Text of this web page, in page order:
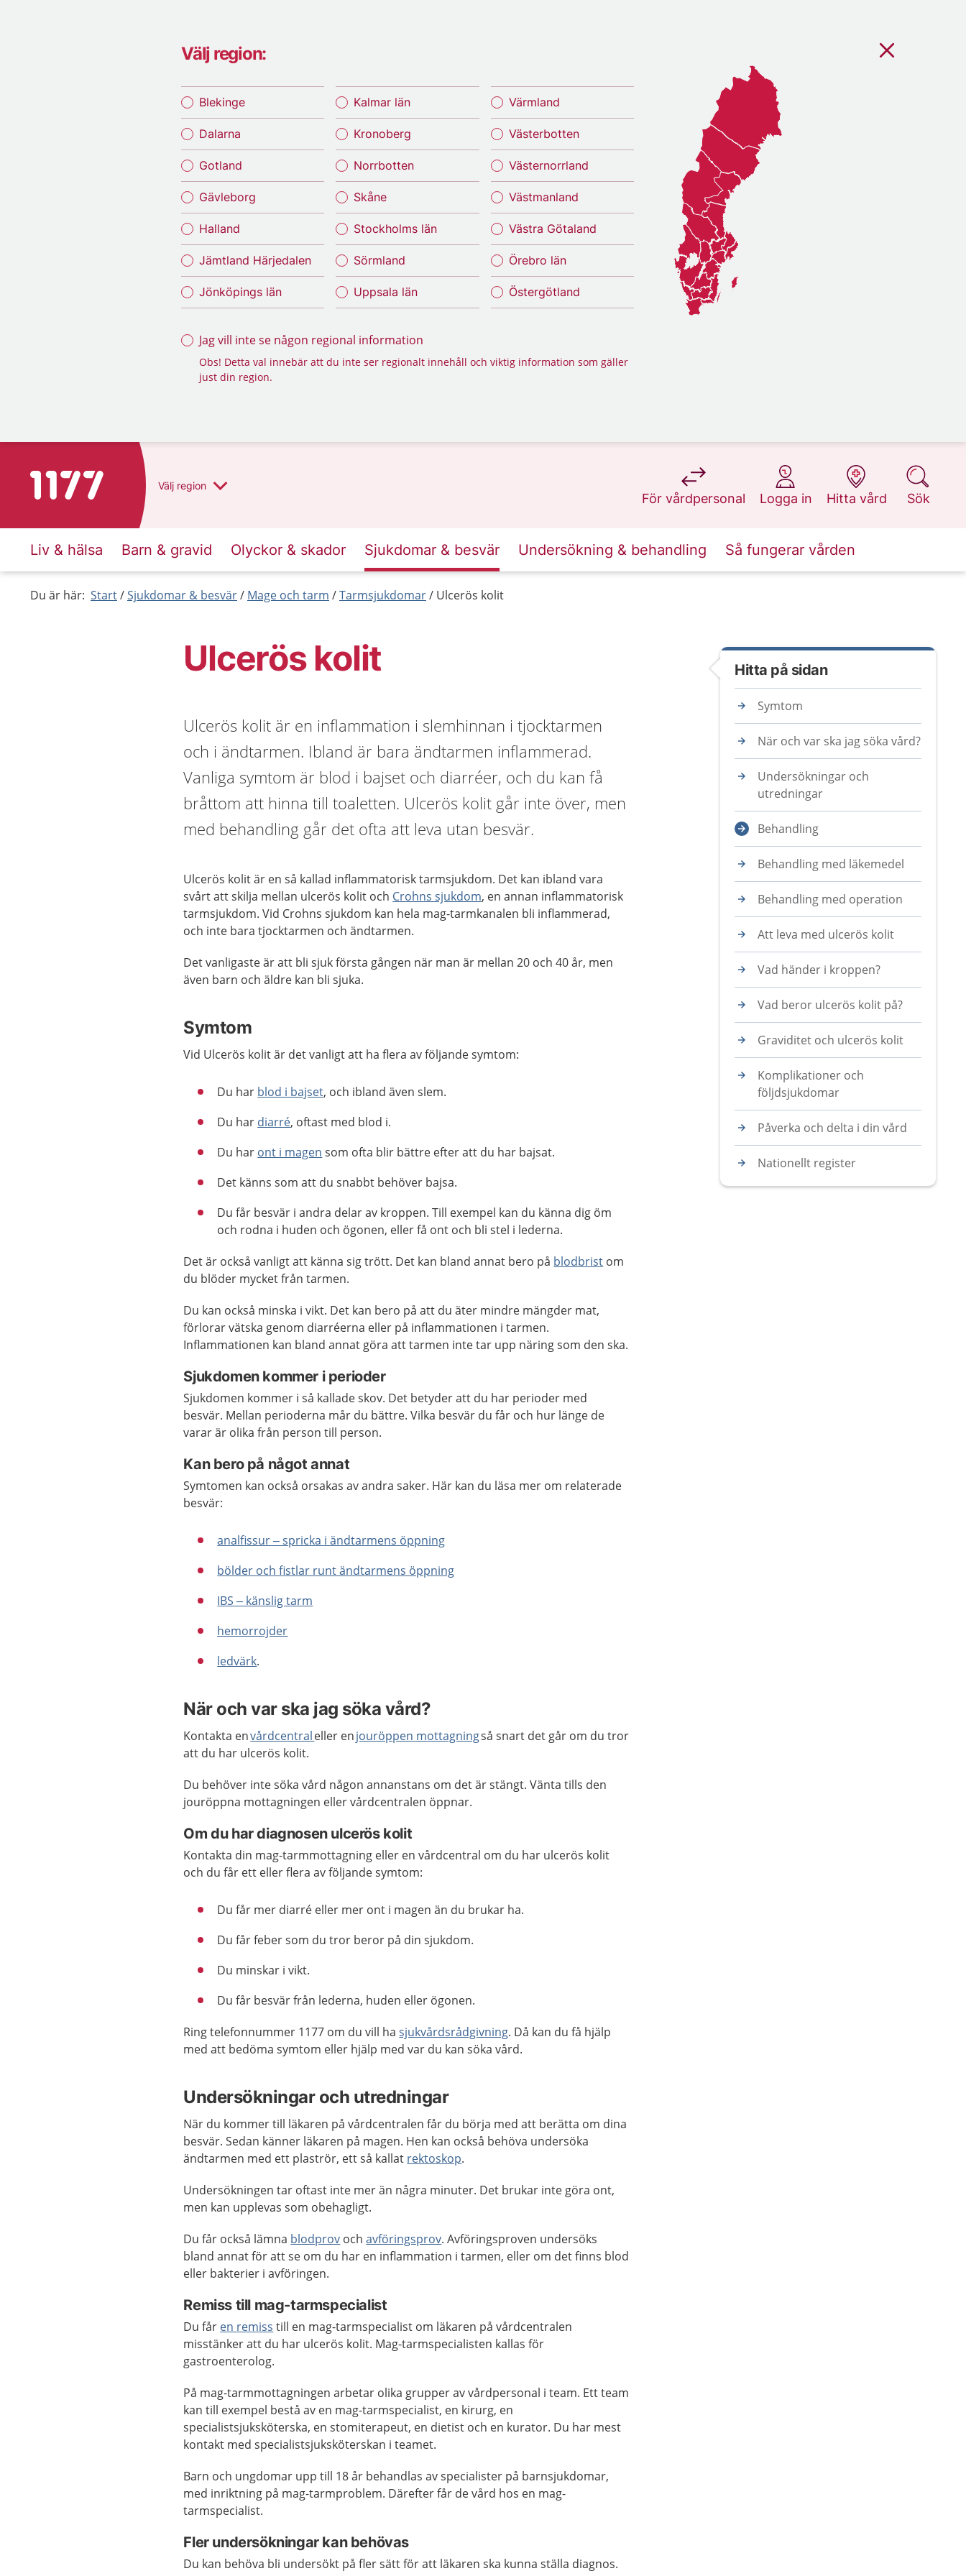
Välj region:
Blekinge
Dalarna
Gotland
Gävleborg
Halland
Jämtland Härjedalen
Jönköpings län
Kalmar län
Kronoberg
Norrbotten
Skåne
Stockholms län
Sörmland
Uppsala län
Värmland
Västerbotten
Västernorrland
Västmanland
Västra Götaland
Örebro län
Östergötland
Jag vill inte se någon regional information
Obs! Detta val innebär att du inte ser regionalt innehåll och viktig information som gäller
just din region.
Till startsidan för 1177 Välj region
För vårdpersonal
på 1177.se
Logga in
på 1177.se
Hitta vård
på 1177.se
Sök
på 1177.se
Liv & hälsa Barn & gravid Olyckor & skador Sjukdomar & besvär Undersökning & behandling Så fungerar vården
Du är här: Start Sjukdomar & besvär Mage och tarm Tarmsjukdomar Ulcerös kolit
Ulcerös kolit
Ulcerös kolit är en inflammation i slemhinnan i tjocktarmen
och i ändtarmen. Ibland är bara ändtarmen inflammerad.
Vanliga symtom är blod i bajset och diarréer, och du kan få
bråttom att hinna till toaletten. Ulcerös kolit går inte över, men
med behandling går det ofta att leva utan besvär.
Ulcerös kolit är en så kallad inflammatorisk tarmsjukdom. Det kan ibland vara
svårt att skilja mellan ulcerös kolit och Crohns sjukdom, en annan inflammatorisk
tarmsjukdom. Vid Crohns sjukdom kan hela mag-tarmkanalen bli inflammerad,
och inte bara tjocktarmen och ändtarmen.
Det vanligaste är att bli sjuk första gången när man är mellan 20 och 40 år, men
även barn och äldre kan bli sjuka.
Symtom
Vid Ulcerös kolit är det vanligt att ha flera av följande symtom:
Du har blod i bajset, och ibland även slem.
Du har diarré, oftast med blod i.
Du har ont i magen som ofta blir bättre efter att du har bajsat.
Det känns som att du snabbt behöver bajsa.
Du får besvär i andra delar av kroppen. Till exempel kan du känna dig öm
och rodna i huden och ögonen, eller få ont och bli stel i lederna.
Det är också vanligt att känna sig trött. Det kan bland annat bero på blodbrist om
du blöder mycket från tarmen.
Du kan också minska i vikt. Det kan bero på att du äter mindre mängder mat,
förlorar vätska genom diarréerna eller på inflammationen i tarmen.
Inflammationen kan bland annat göra att tarmen inte tar upp näring som den ska.
Sjukdomen kommer i perioder
Sjukdomen kommer i så kallade skov. Det betyder att du har perioder med
besvär. Mellan perioderna mår du bättre. Vilka besvär du får och hur länge de
varar är olika från person till person.
Kan bero på något annat
Symtomen kan också orsakas av andra saker. Här kan du läsa mer om relaterade
besvär:
analfissur – spricka i ändtarmens öppning
bölder och fistlar runt ändtarmens öppning
IBS – känslig tarm
hemorrojder
ledvärk.
När och var ska jag söka vård?
Kontakta envårdcentraleller enjouröppen mottagningså snart det går om du tror
att du har ulcerös kolit.
Du behöver inte söka vård någon annanstans om det är stängt. Vänta tills den
jouröppna mottagningen eller vårdcentralen öppnar.
Om du har diagnosen ulcerös kolit
Kontakta din mag-tarmmottagning eller en vårdcentral om du har ulcerös kolit
och du får ett eller flera av följande symtom:
Du får mer diarré eller mer ont i magen än du brukar ha.
Du får feber som du tror beror på din sjukdom.
Du minskar i vikt.
Du får besvär från lederna, huden eller ögonen.
Ring telefonnummer 1177 om du vill hasjukvårdsrådgivning. Då kan du få hjälp
med att bedöma symtom eller hjälp med var du kan söka vård.
Undersökningar och utredningar
När du kommer till läkaren på vårdcentralen får du börja med att berätta om dina
besvär. Sedan känner läkaren på magen. Hen kan också behöva undersöka
ändtarmen med ett plaströr, ett så kallat rektoskop.
Undersökningen tar oftast inte mer än några minuter. Det brukar inte göra ont,
men kan upplevas som obehagligt.
Du får också lämna blodprov ochavföringsprov. Avföringsproven undersöks
bland annat för att se om du har en inflammation i tarmen, eller om det finns blod
eller bakterier i avföringen.
Remiss till mag-tarmspecialist
Du får en remiss till en mag-tarmspecialist om läkaren på vårdcentralen
misstänker att du har ulcerös kolit. Mag-tarmspecialisten kallas för
gastroenterolog.
På mag-tarmmottagningen arbetar olika grupper av vårdpersonal i team. Ett team
kan till exempel bestå av en mag-tarmspecialist, en kirurg, en
specialistsjuksköterska, en stomiterapeut, en dietist och en kurator. Du har mest
kontakt med specialistsjuksköterskan i teamet.
Barn och ungdomar upp till 18 år behandlas av specialister på barnsjukdomar,
med inriktning på mag-tarmproblem. Därefter får de vård hos en mag-
tarmspecialist.
Fler undersökningar kan behövas
Du kan behöva bli undersökt på fler sätt för att läkaren ska kunna ställa diagnos.
Hitta på sidan
Symtom
När och var ska jag söka vård?
Undersökningar och
utredningar
Behandling
Behandling med läkemedel
Behandling med operation
Att leva med ulcerös kolit
Vad händer i kroppen?
Vad beror ulcerös kolit på?
Graviditet och ulcerös kolit
Komplikationer och
följdsjukdomar
Påverka och delta i din vård
Nationellt register